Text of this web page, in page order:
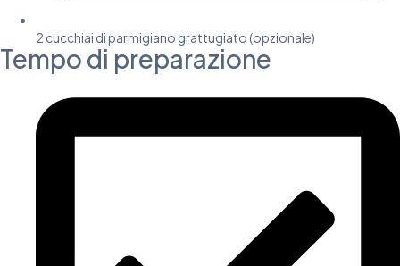
2 cucchiai di parmigiano grattugiato (opzionale)
Tempo di preparazione